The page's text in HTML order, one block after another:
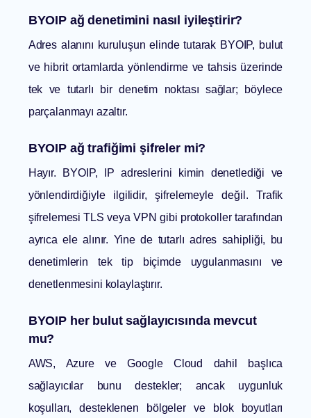
BYOIP ağ denetimini nasıl iyileştirir?
Adres alanını kuruluşun elinde tutarak BYOIP, bulut
ve hibrit ortamlarda yönlendirme ve tahsis üzerinde
tek ve tutarlı bir denetim noktası sağlar; böylece
parçalanmayı azaltır.
BYOIP ağ trafiğimi şifreler mi?
Hayır. BYOIP, IP adreslerini kimin denetlediği ve
yönlendirdiğiyle ilgilidir, şifrelemeyle değil. Trafik
şifrelemesi TLS veya VPN gibi protokoller tarafından
ayrıca ele alınır. Yine de tutarlı adres sahipliği, bu
denetimlerin tek tip biçimde uygulanmasını ve
denetlenmesini kolaylaştırır.
BYOIP her bulut sağlayıcısında mevcut
mu?
AWS, Azure ve Google Cloud dahil başlıca
sağlayıcılar bunu destekler; ancak uygunluk
koşulları, desteklenen bölgeler ve blok boyutları